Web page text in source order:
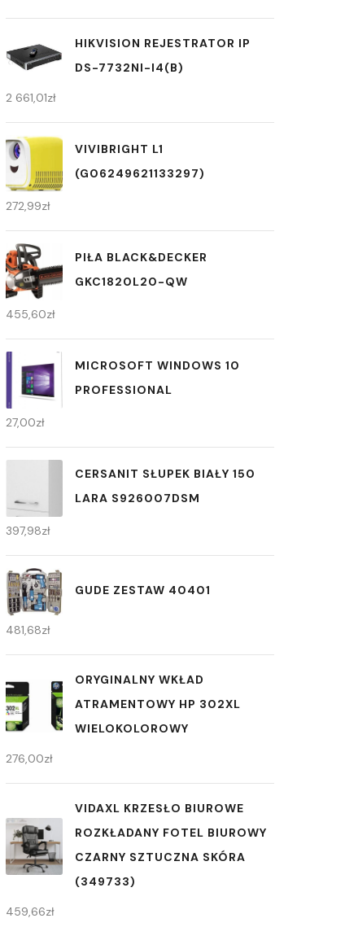
HIKVISION REJESTRATOR IP
DS-7732NI-I4(B)
2 661,01zł
VIVIBRIGHT L1
(G06249621133297)
272,99zł
PIŁA BLACK&DECKER
GKC1820L20-QW
455,60zł
MICROSOFT WINDOWS 10
PROFESSIONAL
27,00zł
CERSANIT SŁUPEK BIAŁY 150
LARA S926007DSM
397,98zł
GUDE ZESTAW 40401
481,68zł
ORYGINALNY WKŁAD
ATRAMENTOWY HP 302XL
WIELOKOLOROWY
276,00zł
VIDAXL KRZESŁO BIUROWE
ROZKŁADANY FOTEL BIUROWY
CZARNY SZTUCZNA SKÓRA
(349733)
459,66zł